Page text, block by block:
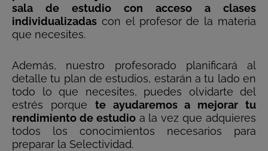
sala de estudio con acceso a clases
individualizadas con el profesor de la materia
que necesites.
Además, nuestro profesorado planificará al
detalle tu plan de estudios, estarán a tu lado en
todo lo que necesites, puedes olvidarte del
estrés porque te ayudaremos a mejorar tu
rendimiento de estudioa la vez que adquieres
todos los conocimientos necesarios para
preparar la Selectividad.